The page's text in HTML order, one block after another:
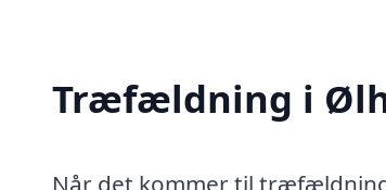
Træfældning i
Når det kommer til